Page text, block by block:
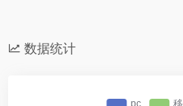
数据统计